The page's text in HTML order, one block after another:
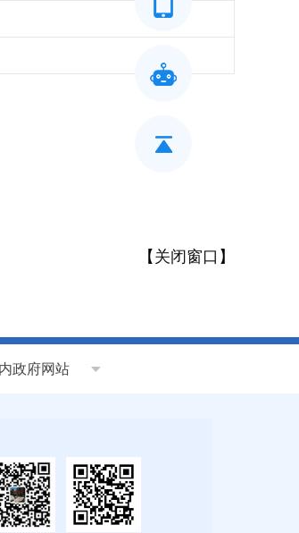
【 关闭窗口 】
政府网站